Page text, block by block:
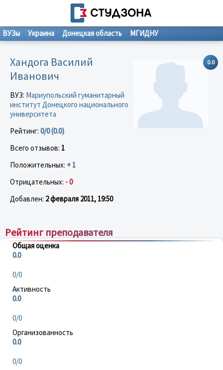
ВУЗы Украина Донецкая область МГИДНУ
0.0
Хандога Василий
Иванович
ВУЗ: Мариупольский гуманитарный
институт Донецкого национального
университета
Рейтинг: 0/0 (0.0)
Всего отзывов: 1
Положительных: + 1
Отрицательных: - 0
Добавлен: 2 февраля 2011, 19:50
Рейтинг преподавателя
Общая оценка
0.0
0/0
Активность
0.0
0/0
Организованность
0.0
0/0